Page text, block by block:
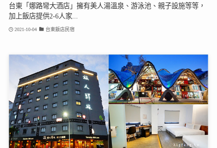
台東「娜路彎大酒店」擁有美人湯溫泉、游泳池、親子設施等等，
加上飯店提供2-6人家...
2021-10-04 台東飯店民宿